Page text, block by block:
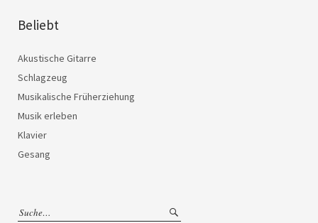
Beliebt
Akustische Gitarre
Schlagzeug
Musikalische Früherziehung
Musik erleben
Klavier
Gesang